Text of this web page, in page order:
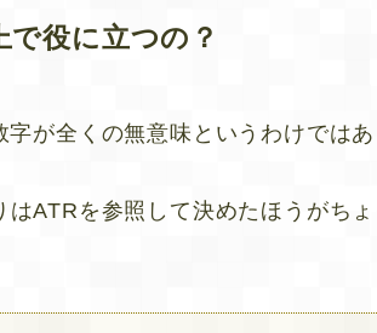
役に立つの？
が全くの無意味というわけではあ
ATRを参照して決めたほうがち